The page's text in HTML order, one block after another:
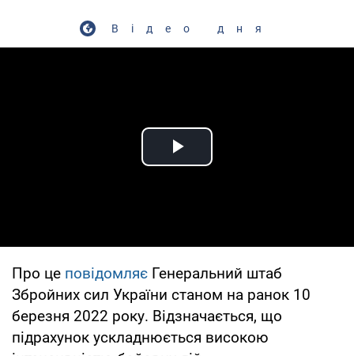
Відео дня
Play Video
Про це повідомляє Генеральний штаб
Збройних сил України станом на ранок 10
березня 2022 року. Відзначається, що
підрахунок ускладнюється високою